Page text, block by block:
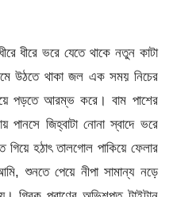
ধীরে ভরে যেতে থাকে নতুন কাটা
উঠতে থাকা জল এক সময় নিচের
পড়তে আরম্ভ করে। বাম পাশের
পানসে জিহ্বাটা নোনা স্বাদে ভরে
হঠাৎ তালগোল পাকিয়ে ফেলার
শুনতে পেয়ে নীপা সামান্য নড়ে